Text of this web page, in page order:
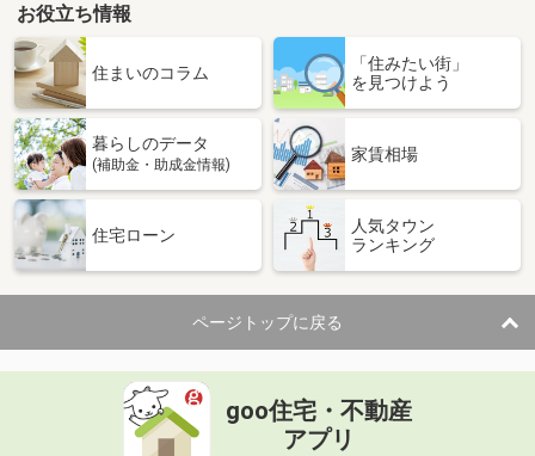
お役立ち情報
住まいのコラム
「住みたい街」
を見つけよう
暮らしのデータ
(補助金・助成金情報)
家賃相場
住宅ローン
人気タウン
ランキング
ページトップに戻る
goo住宅・不動産
アプリ